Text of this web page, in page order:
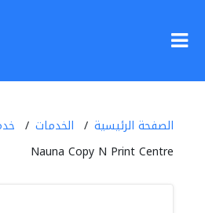
الصفحة الرئيسية الخدمات
Nauna Copy N Print Centre